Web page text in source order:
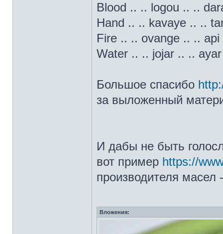
Blood .. .. logou .. ..
Hand .. .. kavaye .. ..
Fire .. .. ovange .. ..
Water .. .. jojar .. ..
Большое спасибо
за выложенный
И дабы не быть
вот пример https://
производителя
Вложения: